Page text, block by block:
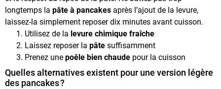
longtemps la pâte à pancakes après l’ajout de la levure,
laissez-la simplement reposer dix minutes avant cuisson.
Utilisez de la levure chimique fraîche
Laissez reposer la pâte suffisamment
Prenez une poêle bien chaude pour la cuisson
Quelles alternatives existent pour une version légère
des pancakes ?